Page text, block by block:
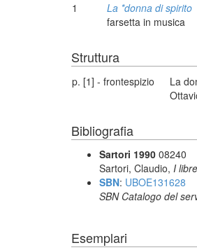
1
La *donna di spirito
farsetta in musica
Struttura
p. [1] - frontespizio
La
Bibliografia
Sartori 1990 08240
Sartori, Claudio, I
SBN: UBOE131628
SBN Catalogo del
Esemplari